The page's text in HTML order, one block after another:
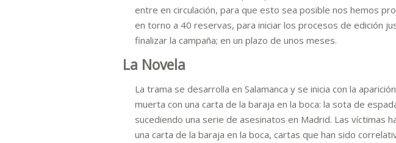
entre en circulación, para que esto sea posible nos hemos
en torno a 40 reservas, para iniciar los procesos de edición
finalizar la campaña; en un plazo de unos meses.
La Novela
La trama se desarrolla en Salamanca y se inicia con la
muerta con una carta de la baraja en la boca: la sota de
sucediendo una serie de asesinatos en Madrid. Las víctimas
una carta de la baraja en la boca, cartas que han sido